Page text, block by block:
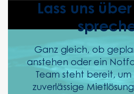
Lass uns
Ganz gleich, ob
anstehen oder ein
Team steht bereit, um
zuverlässige